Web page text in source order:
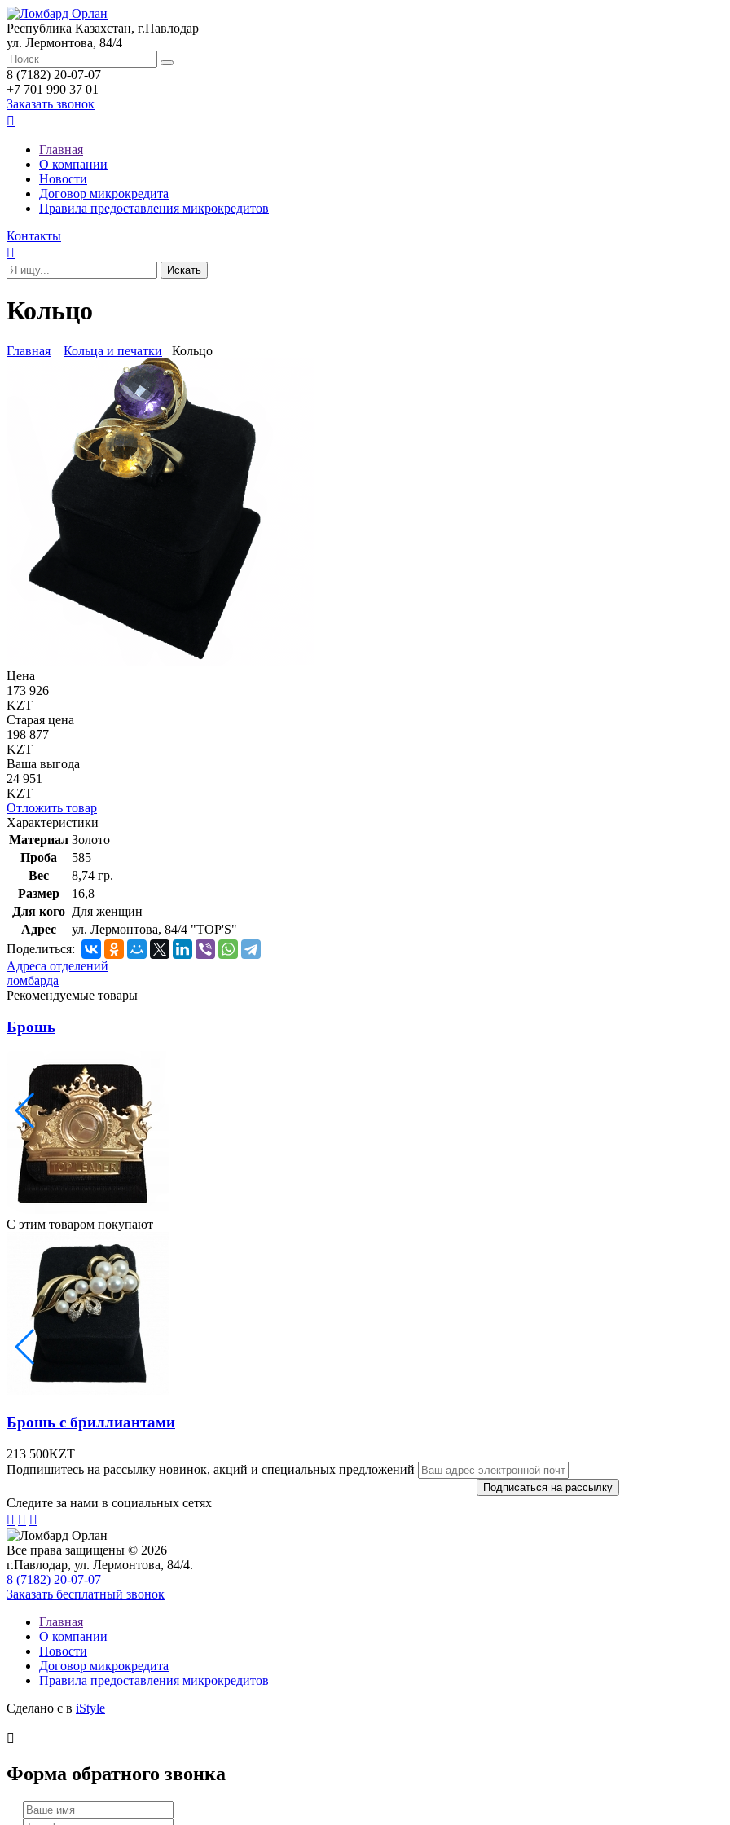
Республика Казахстан, г.Павлодар
ул. Лермонтова, 84/4
8 (7182) 20-07-07
+7 701 990 37 01
Заказать звонок

Главная
О компании
Новости
Договор микрокредита
Правила предоставления микрокредитов
Контакты

Кольцо
Главная Кольца и печатки Кольцо
Цена
173 926
KZT
Старая цена
198 877
KZT
Ваша выгода
24 951
KZT
Отложить товар
Характеристики
Материал Золото
Проба
585
Вес
8,74 гр.
Размер
16,8
Для кого Для женщин
Адрес
ул. Лермонтова, 84/4 "TOP'S"
Поделиться:
Адреса отделений
ломбарда
Рекомендуемые товары
Брошь
С этим товаром покупают
Брошь с бриллиантами
213 500KZT
Подпишитесь на рассылку новинок, акций и специальных предложений
Следите за нами в социальных сетях
  
Все права защищены © 2026
г.Павлодар, ул. Лермонтова, 84/4.
8 (7182) 20-07-07
Заказать бесплатный звонок
Главная
О компании
Новости
Договор микрокредита
Правила предоставления микрокредитов
Сделано с в iStyle

Форма обратного звонка